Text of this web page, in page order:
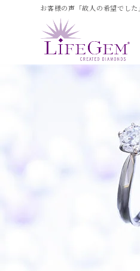
お客様の声「故人の希望でし